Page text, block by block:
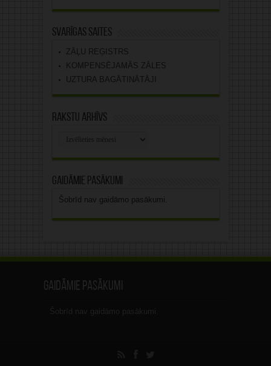
Svarīgas saites
ZĀĻU REĢISTRS
KOMPENSĒJAMĀS ZĀLES
UZTURA BAGĀTINĀTĀJI
Rakstu arhīvs
Gaidāmie pasākumi
Šobrīd nav gaidāmo pasākumi.
Gaidāmie pasākumi
Šobrīd nav gaidāmo pasākumi.